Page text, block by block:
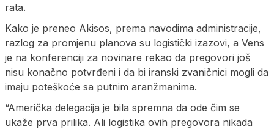
rata.
Kako je preneo Akisos, prema navodima administracije,
razlog za promjenu planova su logistički izazovi, a Vens
je na konferenciji za novinare rekao da pregovori još
nisu konačno potvrđeni i da bi iranski zvaničnici mogli da
imaju poteškoće sa putnim aranžmanima.
“Američka delegacija je bila spremna da ode čim se
ukaže prva prilika. Ali logistika ovih pregovora nikada